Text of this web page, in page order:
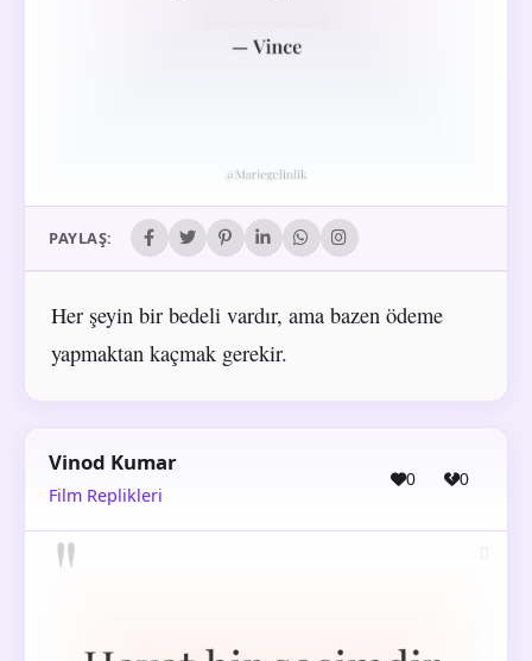
PAYLAŞ:
Her şeyin bir bedeli vardır, ama bazen ödeme
yapmaktan kaçmak gerekir.
Vinod Kumar
Film Replikleri
0 0